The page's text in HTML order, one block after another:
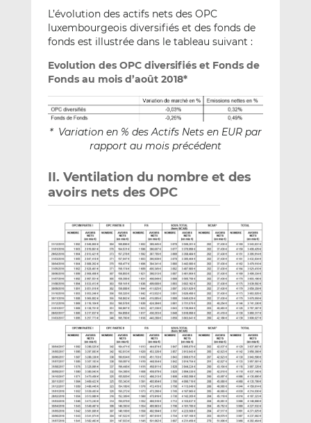
L’évolution des actifs nets des OPC
luxembourgeois diversifiés et des fonds de
fonds est illustrée dans le tableau suivant :
Evolution des OPC diversifiés et Fonds de
Fonds au mois d’août 2018*
* Variation en % des Actifs Nets en EUR par
rapport au mois précédent
II. Ventilation du nombre et des
avoirs nets des OPC